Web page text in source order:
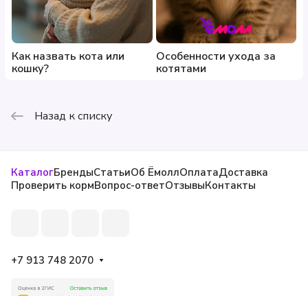
Как назвать кота или
кошку?
Особенности ухода за
котятами
Назад к списку
КаталогБрендыСтатьиОб ЁмоллОплатаДоставка
Проверить кормВопрос-ответОтзывыКонтакты
+7 913 748 2070